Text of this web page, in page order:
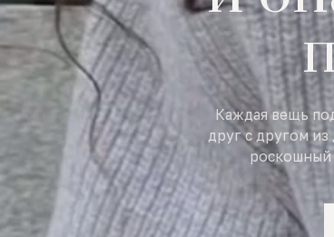
Каждая вещь
друг с другом
роскошный